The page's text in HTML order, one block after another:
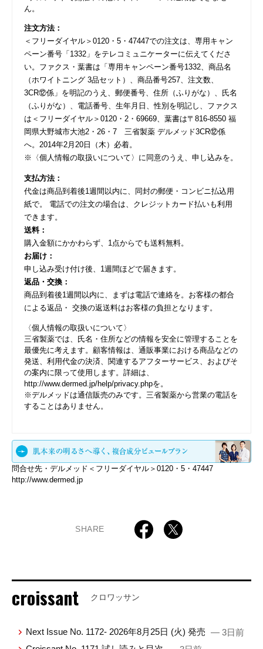
ん。
注文方法：
＜フリーダイヤル＞0120・5・47447での注文は、専用キャン
ペーン番号「1332」をテレコミュニケーターに伝えてくださ
い。ファクス・葉書は「専用キャンペーン番号1332、商品名
（ホワイトニング 3品セット）、商品番号257、注文数、
3CR⑫係」を明記のうえ、郵便番号、住所（ふりがな）、氏名
（ふりがな）、電話番号、生年月日、性別を明記し、ファクス
は＜フリーダイヤル＞0120・2・69669、葉書は〒816-8550 福
岡県大野城市大池2・26・7 三省製薬 デルメッド3CR⑫係
へ。2014年2月20日（木）必着。
※〈個人情報の取扱いについて〉に同意のうえ、申し込みを。
支払方法：
代金は商品到着後1週間以内に、同封の郵便・コンビニ払込用
紙で。 電話での注文の場合は、クレジットカード払いも利用
できます。
送料：
購入金額にかかわらず、1点からでも送料無料。
お届け：
申し込み受け付け後、1週間ほどで届きます。
返品・交換：
商品到着後1週間以内に、まずは電話で連絡を。お客様の都合
による返品・ 交換の返送料はお客様の負担となります。
〈個人情報の取扱いについて〉
三省製薬では、氏名・住所などの情報を安全に管理することを
最優先に考えます。顧客情報は、通販事業における商品などの
発送、利用代金の決済、関連するアフターサービス、およびそ
の案内に限って使用します。詳細は、
http://www.dermed.jp/help/privacy.phpを。
※デルメッドは通信販売のみです。三省製薬から営業の電話を
することはありません。
問合せ先・デルメッド＜フリーダイヤル＞0120・5・47447
http://www.dermed.jp
SHARE
croissant クロワッサン
Next Issue No. 1172- 2026年8月25日 (火) 発売 — 3日前